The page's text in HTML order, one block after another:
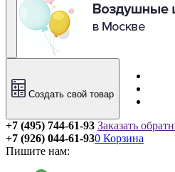
Создать свой товар
+7 (495) 744-61-93 Заказать
+7 (926) 044-61-93
Пишите нам:
0 Корзина